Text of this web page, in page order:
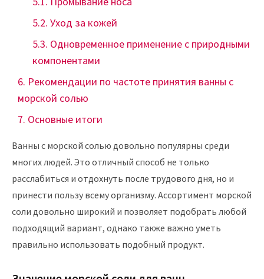
Уход за кожей
Одновременное применение с природными
компонентами
Рекомендации по частоте принятия ванны с
морской солью
Основные итоги
Ванны с морской солью довольно популярны среди
многих людей. Это отличный способ не только
расслабиться и отдохнуть после трудового дня, но и
принести пользу всему организму. Ассортимент морской
соли довольно широкий и позволяет подобрать любой
подходящий вариант, однако также важно уметь
правильно использовать подобный продукт.